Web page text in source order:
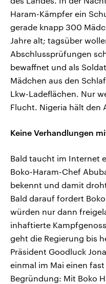
Haram-Kämpfer ein
gerade knapp 300
Jahre alt; tagsüber
Abschlussprüfungen
bewaffnet und als
Mädchen aus den
Lkw-Ladeflächen. Nur
Flucht. Nigeria hält den
Keine Verhandlungen
Bald taucht im Internet
Boko-Haram-Chef
bekennt und damit
Bald darauf fordert
würden nur dann
inhaftierte
geht die Regierung bis
Präsident Goodluck
einmal im Mai einen
Begründung: Mit Boko